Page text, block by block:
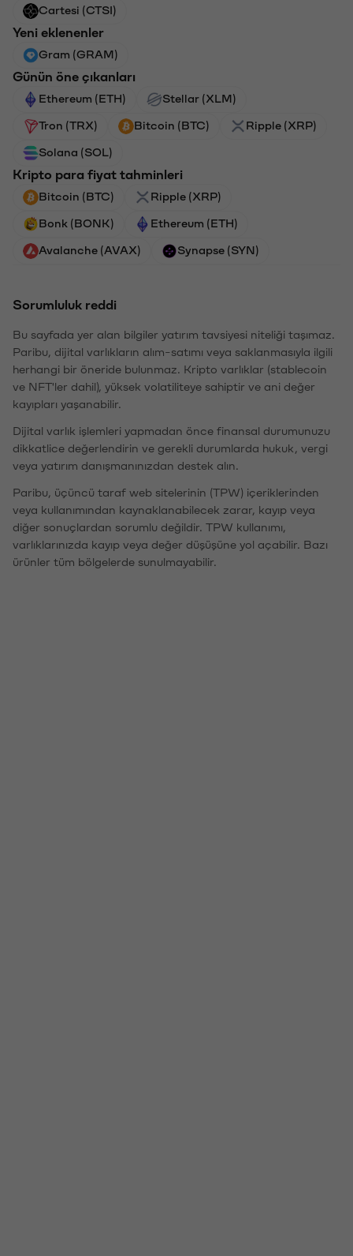
Cartesi (CTSI)
Yeni eklenenler
Gram (GRAM)
Günün öne çıkanları
Ethereum (ETH) Stellar (XLM)
Tron (TRX) Bitcoin (BTC) Ripple (XRP)
Solana (SOL)
Kripto para fiyat tahminleri
Bitcoin (BTC) Ripple (XRP)
Bonk (BONK) Ethereum (ETH)
Avalanche (AVAX) Synapse (SYN)
Sorumluluk reddi
Bu sayfada yer alan bilgiler yatırım tavsiyesi niteliği taşımaz.
Paribu, dijital varlıkların alım-satımı veya saklanmasıyla ilgili
herhangi bir öneride bulunmaz. Kripto varlıklar (stablecoin
ve NFT'ler dahil), yüksek volatiliteye sahiptir ve ani değer
kayıpları yaşanabilir.
Dijital varlık işlemleri yapmadan önce finansal durumunuzu
dikkatlice değerlendirin ve gerekli durumlarda hukuk, vergi
veya yatırım danışmanınızdan destek alın.
Paribu, üçüncü taraf web sitelerinin (TPW) içeriklerinden
veya kullanımından kaynaklanabilecek zarar, kayıp veya
diğer sonuçlardan sorumlu değildir. TPW kullanımı,
varlıklarınızda kayıp veya değer düşüşüne yol açabilir. Bazı
ürünler tüm bölgelerde sunulmayabilir.